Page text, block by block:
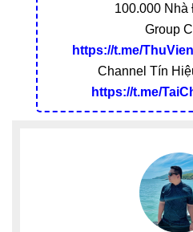
100.000 Nhà
Group
https://t.me/
Channel Tín
https://t.me/